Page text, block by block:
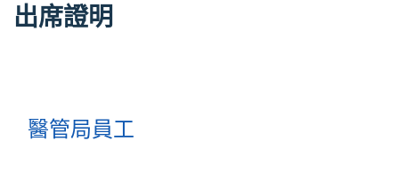
出席證明
醫管局員工